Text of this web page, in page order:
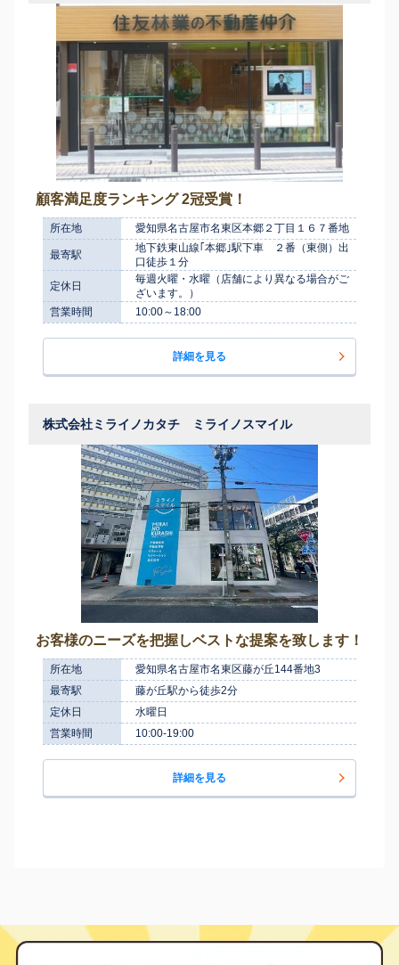
顧客満足度ランキング 2冠受賞！
所在地 愛知県名古屋市名東区本郷２丁目１６７番地
最寄駅
地下鉄東山線｢本郷｣駅下車 ２番（東側）出
口徒歩１分
定休日
毎週火曜・水曜（店舗により異なる場合がご
ざいます。）
営業時間
10:00～18:00
詳細を見る
株式会社ミライノカタチ ミライノスマイル
お客様のニーズを把握しベストな提案を致します！
所在地
愛知県名古屋市名東区藤が丘144番地3
最寄駅
藤が丘駅から徒歩2分
定休日
水曜日
営業時間
10:00-19:00
詳細を見る